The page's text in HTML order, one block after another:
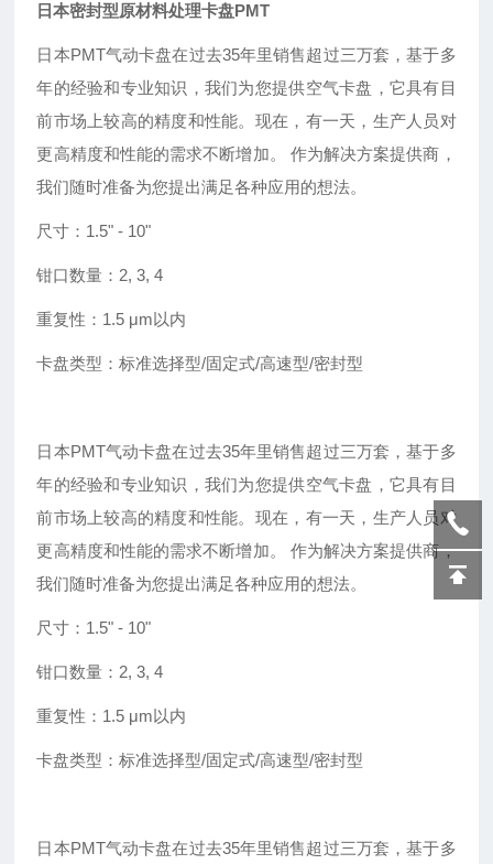
日本密封型原材料处理卡盘PMT
日本PMT气动卡盘在过去35年里销售超过三万套，基于多
年的经验和专业知识，我们为您提供空气卡盘，它具有目
前市场上较高的精度和性能。现在，有一天，生产人员对
更高精度和性能的需求不断增加。 作为解决方案提供商，
我们随时准备为您提出满足各种应用的想法。
尺寸： 1.5" - 10"
钳口数量： 2, 3, 4
重复性： 1.5 μm以内
卡盘类型：标准选择型/固定式/高速型/密封型
日本PMT气动卡盘在过去35年里销售超过三万套，基于多
年的经验和专业知识，我们为您提供空气卡盘，它具有目
前市场上较高的精度和性能。现在，有一天，生产人员对
更高精度和性能的需求不断增加。 作为解决方案提供商，
我们随时准备为您提出满足各种应用的想法。
尺寸： 1.5" - 10"
钳口数量： 2, 3, 4
重复性： 1.5 μm以内
卡盘类型：标准选择型/固定式/高速型/密封型
日本PMT气动卡盘在过去35年里销售超过三万套，基于多